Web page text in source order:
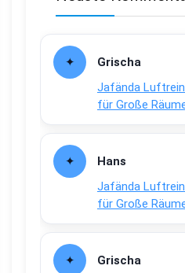
Grischa
Jafända
für Große
Hans
Jafända
für Große
Grischa